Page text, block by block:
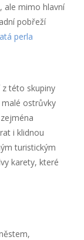
ale mimo hlavní
pobřeží
perla
této skupiny
malé ostrůvky
i klidnou
turistickým
karety, které